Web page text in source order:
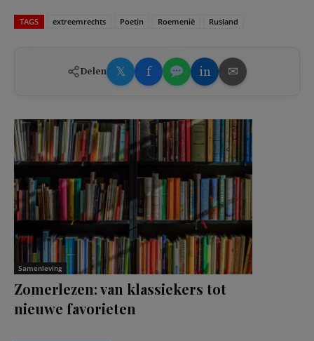
TAGS extreemrechts Poetin Roemenië Rusland
Delen 𝕏 f in ✉
Samenleving
Zomerlezen: van klassiekers tot
nieuwe favorieten